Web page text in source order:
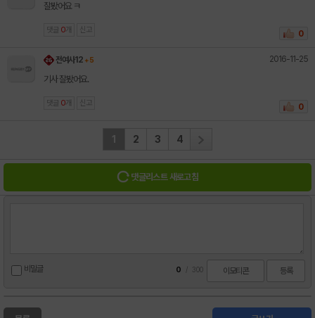
잘봤어요 ㅋ
댓글 0 개 신고 0
전여사12 + 5 2016-11-25
기사 잘봤어요.
댓글 0 개 신고 0
1 2 3 4
댓글리스트 새로고침
비밀글 0 300 이모티콘 등록